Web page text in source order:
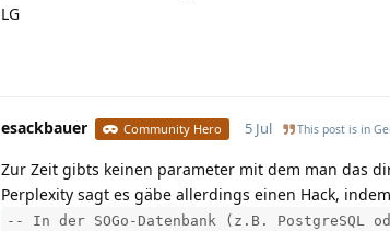
LG
esackbauer Community Hero 5 Jul This post is in
Zur Zeit gibts keinen parameter mit dem man das
Perplexity sagt es gäbe allerdings einen Hack,
-- In der SOGo-Datenbank (z.B. PostgreSQL